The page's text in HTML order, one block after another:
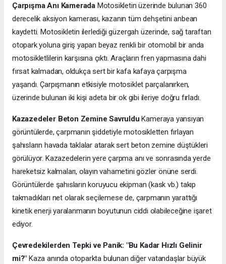
Çarpışma Anı KameradaMotosikletin üzerinde bulunan 360
derecelik aksiyon kamerası, kazanın tüm dehşetini anbean
kaydetti. Motosikletin ilerlediği güzergah üzerinde, sağ taraftan
otopark yoluna giriş yapan beyaz renkli bir otomobil bir anda
motosikletlilerin karşısına çıktı. Araçların fren yapmasına dahi
fırsat kalmadan, oldukça sert bir kafa kafaya çarpışma
yaşandı. Çarpışmanın etkisiyle motosiklet parçalanırken,
üzerinde bulunan iki kişi adeta bir ok gibi ileriye doğru fırladı.
Kazazedeler Beton Zemine Savruldu Kameraya yansıyan
görüntülerde, çarpmanın şiddetiyle motosikletten fırlayan
şahısların havada taklalar atarak sert beton zemine düştükleri
görülüyor. Kazazedelerin yere çarpma anı ve sonrasında yerde
hareketsiz kalmaları, olayın vahametini gözler önüne serdi.
Görüntülerde şahısların koruyucu ekipman (kask vb.) takıp
takmadıkları net olarak seçilemese de, çarpmanın yarattığı
kinetik enerji yaralanmanın boyutunun ciddi olabileceğine işaret
ediyor.
Çevredekilerden Tepki ve Panik: "Bu Kadar Hızlı Gelinir
mi?" Kaza anında otoparkta bulunan diğer vatandaşlar büyük